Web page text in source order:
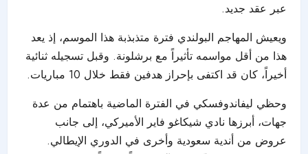
عبر عقد جديد.
ويعيش المهاجم البولندي فترة متذبذبة هذا الموسم، إذ يعد
هذا من أقل مواسمه تأثيراً مع برشلونة. وقبل تسجيله ثنائية
أخيراً، كان قد اكتفى بإحراز هدفين فقط خلال 10 مباريات.
وحظي ليفاندوفسكي في الفترة الماضية باهتمام من عدة
جهات، أبرزها نادي شيكاغو فاير الأميركي، إلى جانب
عروض من أندية سعودية وأخرى في الدوري الإيطالي.